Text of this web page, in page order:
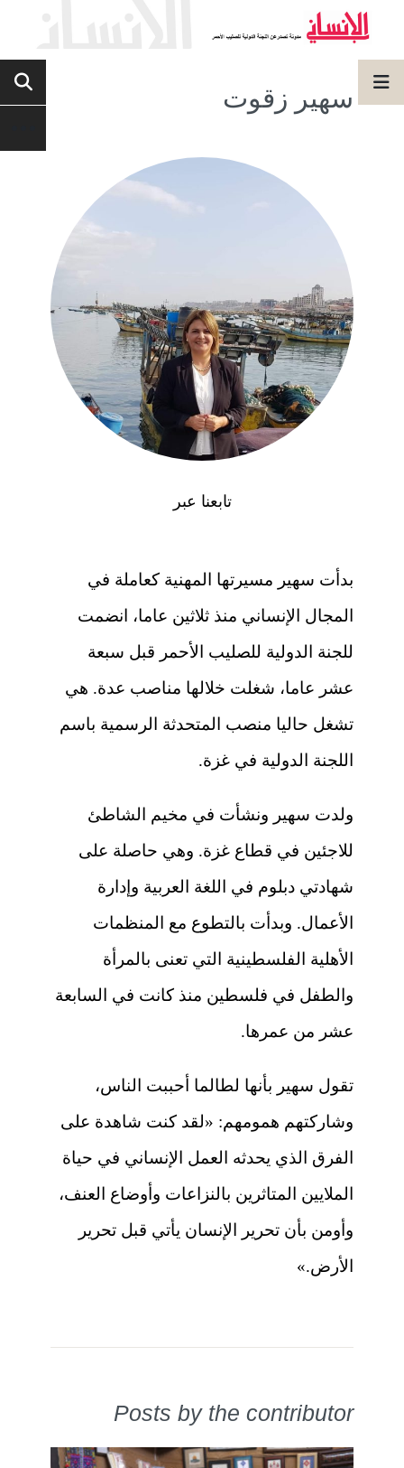
سهير زقوت
تابعنا عبر
بدأت سهير مسيرتها المهنية كعاملة في
المجال الإنساني منذ ثلاثين عاما، انضمت
للجنة الدولية للصليب الأحمر قبل سبعة
عشر عاما، شغلت خلالها مناصب عدة. هي
تشغل حاليا منصب المتحدثة الرسمية باسم
اللجنة الدولية في غزة.
ولدت سهير ونشأت في مخيم الشاطئ
للاجئين في قطاع غزة. وهي حاصلة على
شهادتي دبلوم في اللغة العربية وإدارة
الأعمال. وبدأت بالتطوع مع المنظمات
الأهلية الفلسطينية التي تعنى بالمرأة
والطفل في فلسطين منذ كانت في السابعة
عشر من عمرها.
تقول سهير بأنها لطالما أحببت الناس،
وشاركتهم همومهم: «لقد كنت شاهدة على
الفرق الذي يحدثه العمل الإنساني في حياة
الملايين المتاثرين بالنزاعات وأوضاع العنف،
وأومن بأن تحرير الإنسان يأتي قبل تحرير
الأرض.»
Posts by the contributor